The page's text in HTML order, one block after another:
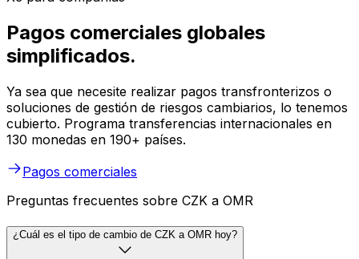
Pagos comerciales globales
simplificados.
Ya sea que necesite realizar pagos transfronterizos o
soluciones de gestión de riesgos cambiarios, lo tenemos
cubierto. Programa transferencias internacionales en
130 monedas en 190+ países.
Pagos comerciales
Preguntas frecuentes sobre CZK a OMR
¿Cuál es el tipo de cambio de CZK a OMR hoy?